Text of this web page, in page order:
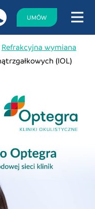
UMÓW
Refrakcyjna wymiana
(IOL)